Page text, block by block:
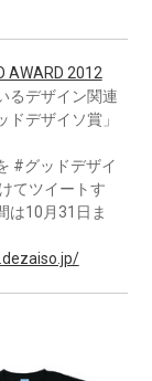
AWARD 2012
るデザイン関連
デザイソ賞」
#グッドデザイ
てツイートす
は10月31日ま